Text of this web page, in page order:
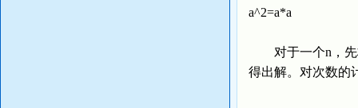
a^2=a*a
对于一个n，先
得出解。对次数